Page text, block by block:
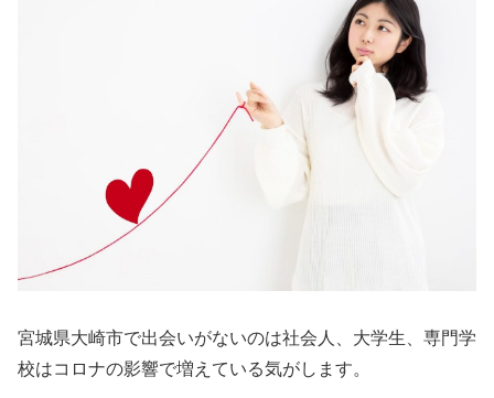
宮城県大崎市で出会いがないのは社会人、大学生、専門学
校はコロナの影響で増えている気がします。